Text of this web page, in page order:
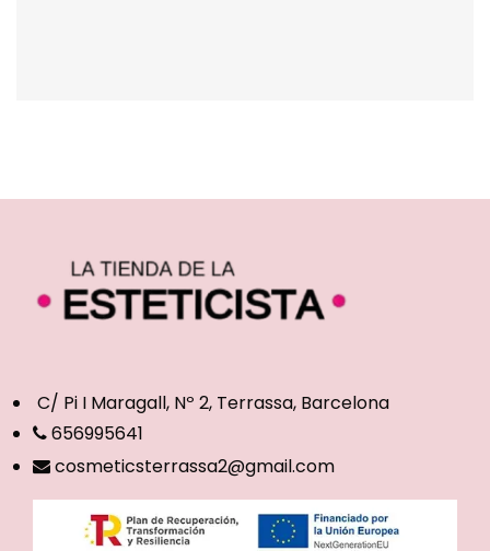
C/ Pi I Maragall, Nº 2, Terrassa, Barcelona
656995641
cosmeticsterrassa2@gmail.com